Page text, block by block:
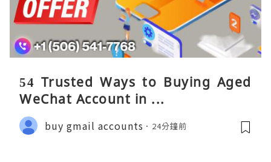
54 Trusted Ways to Buying Aged
WeChat Account in ...
buy gmail accounts 24分鐘前